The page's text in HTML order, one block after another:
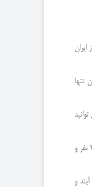
تنها
اما بصورت کلی در نظر داشته باشید که شرکت های سهامی سرمایه محور هستند و تامین و تادیه سرمایه در آنها اعتبار شرکت را تعیین می کند. شرکت سهامی عام به 5 نفر و حداقل 500 هزار تومان سرمایه نیاز دارد و شرکت سهامی خاص به 3 نفر و
و